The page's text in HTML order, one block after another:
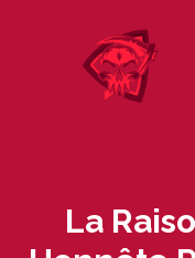
La